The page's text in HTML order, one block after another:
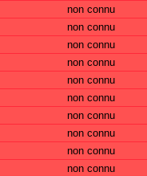
non connu
non connu
non connu
non connu
non connu
non connu
non connu
non connu
non connu
non connu